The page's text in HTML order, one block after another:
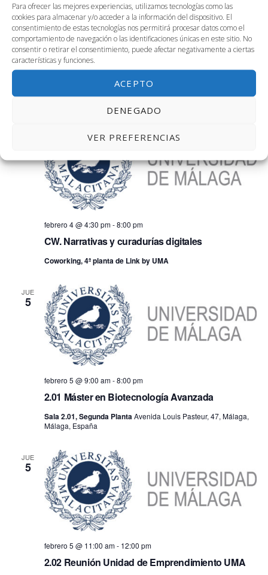
Para ofrecer las mejores experiencias, utilizamos tecnologías como las
cookies para almacenar y/o acceder a la información del dispositivo. El
consentimiento de estas tecnologías nos permitirá procesar datos como el
comportamiento de navegación o las identificaciones únicas en este sitio. No
consentir o retirar el consentimiento, puede afectar negativamente a ciertas
características y funciones.
ACEPTO
DENEGADO
VER PREFERENCIAS
S.A. Microcredencial «Enhancing the Quality of
febrero 4 @ 4:00 pm - 6:00 pm
Salón de Actos, Planta BajaAvenida Louis Pasteur, 47, Málaga,
CW. Narrativas y curadurías digitales
febrero 4 @ 4:30 pm-8:00 pm
Coworking, 4ª planta de Link by UMA
JUE
5
2.01 Máster en Biotecnología Avanzada
febrero 5 @ 9:00 am-8:00 pm
Sala 2.01, Segunda PlantaAvenida Louis Pasteur, 47, Málaga,
Málaga, España
JUE
5
2.02 Reunión Unidad de Emprendimiento UMA
febrero 5 @ 11:00 am- 12:00 pm